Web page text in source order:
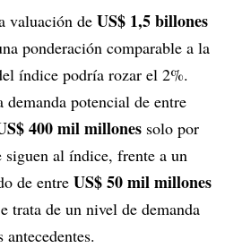
valuación de US$ 1,5 billones
ponderación comparable a la
índice podría rozar el 2%.
potencial de entre
400 mil millones solo por
siguen al índice, frente a un
de entre US$ 50 mil millones
trata de un nivel de demanda